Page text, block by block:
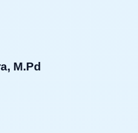
M.Pd